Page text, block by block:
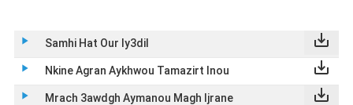
play_arrow Samhi Hat Our Iy3dil save_alt
play_arrow Nkine Agran Aykhwou Tamazirt Inou save_alt
play_arrow Mrach 3awdgh Aymanou Magh Ijrane save_alt